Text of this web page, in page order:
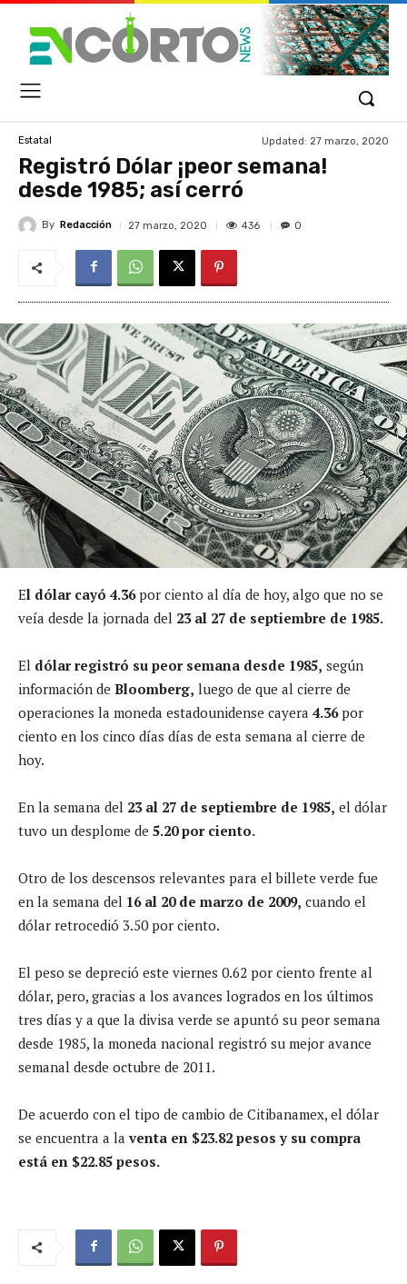
Estatal Updated: 27 marzo, 2020
Registró Dólar ¡peor semana!
desde 1985; así cerró
By Redacción 27 marzo, 2020 436 0
El dólar cayó 4.36por ciento al día de hoy, algo que no se
veía desde la jornada del 23 al 27 de septiembre de 1985.
El dólar registró su peor semana desde 1985, según
información de Bloomberg, luego de que al cierre de
operaciones la moneda estadounidense cayera 4.36por
ciento en los cinco días días de esta semana al cierre de
hoy.
En la semana del 23 al 27 de septiembre de 1985, el dólar
tuvo un desplome de 5.20 por ciento.
Otro de los descensos relevantes para el billete verde fue
en la semana del 16 al 20 de marzo de 2009, cuando el
dólar retrocedió 3.50 por ciento.
El peso se depreció este viernes 0.62 por ciento frente al
dólar, pero, gracias a los avances logrados en los últimos
tres días y a que la divisa verde se apuntó su peor semana
desde 1985, la moneda nacional registró su mejor avance
semanal desde octubre de 2011.
De acuerdo con el tipo de cambio de Citibanamex, el dólar
se encuentra a la venta en $23.82 pesos y su compra
está en $22.85 pesos.